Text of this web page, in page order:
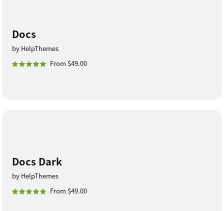
Docs
by HelpThemes
From $49.00
Docs Dark
by HelpThemes
From $49.00